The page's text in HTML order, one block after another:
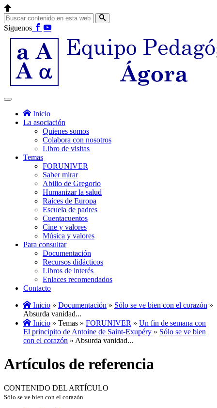
Síguenos
Inicio
La asociación
Quienes somos
Colabora con nosotros
Libro de visitas
Temas
FORUNIVER
Saber mirar
Abilio de Gregorio
Humanizar la salud
Raíces de Europa
Escuela de padres
Cuentacuentos
Cine y valores
Música y valores
Para consultar
Documentación
Recursos didácticos
Libros de interés
Enlaces recomendados
Contacto
Inicio » Documentación » Sólo se ve bien con el corazón »
Absurda vanidad...
Inicio » Temas » FORUNIVER » Un fin de semana con
El principito de Antoine de Saint-Exupéry » Sólo se ve bien
con el corazón » Absurda vanidad...
Artículos de referencia
CONTENIDO DEL ARTÍCULO
Sólo se ve bien con el corazón